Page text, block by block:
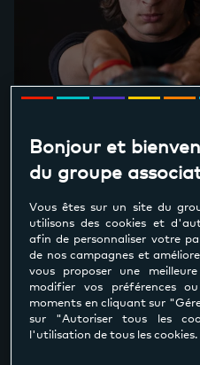
à partir de
Bonjour et
du groupe
Vous êtes sur un site du
utilisons des cookies et
afin de personnaliser votre
de nos campagnes et
vous proposer une
modifier vos préférences
moments en cliquant sur
sur "Autoriser tous les
l'utilisation de tous les cookies.